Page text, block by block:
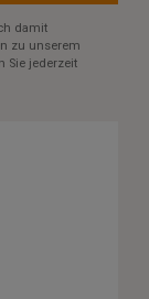
damit
zu unserem
Sie jederzeit